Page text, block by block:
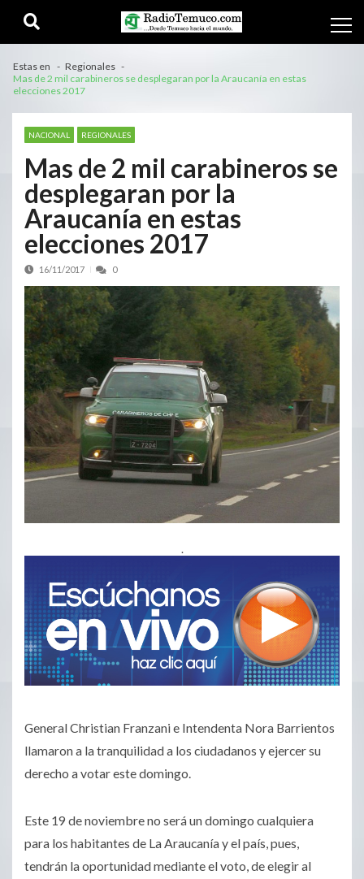
Estas en
Regionales
Mas de 2 mil carabineros se desplegaran por la Araucanía en estas
elecciones 2017
NACIONAL REGIONALES
Mas de 2 mil carabineros se
desplegaran por la
Araucanía en estas
elecciones 2017
16/11/2017 0
.
General Christian Franzani e Intendenta Nora Barrientos
llamaron a la tranquilidad a los ciudadanos y ejercer su
derecho a votar este domingo.
Este 19 de noviembre no será un domingo cualquiera
para los habitantes de La Araucanía y el país, pues,
tendrán la oportunidad mediante el voto, de elegir al